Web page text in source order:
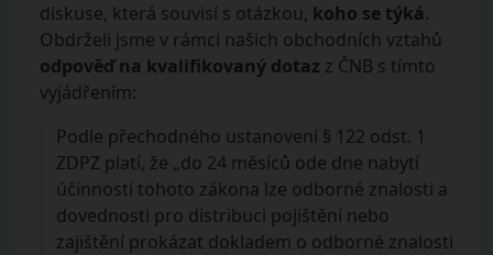
diskuse, která souvisí s otázkou, koho se týká.
Obdrželi jsme v rámci našich obchodních vztahů
odpověď na kvalifikovaný dotaz z ČNB s tímto
vyjádřením:
Podle přechodného ustanovení § 122 odst. 1
ZDPZ platí, že „do 24 měsíců ode dne nabytí
účinnosti tohoto zákona lze odborné znalosti a
dovednosti pro distribuci pojištění nebo
zajištění prokázat dokladem o odborné znalosti